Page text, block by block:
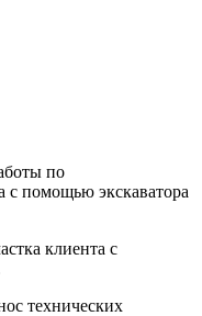
по
помощью экскаватора
клиента с
технических